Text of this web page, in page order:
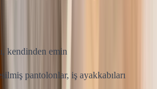
kendinden emin
pantolonlar, iş ayakkabıları